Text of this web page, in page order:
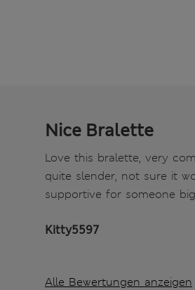
Nice Bralette
Love this bralette, very
quite slender, not sure it
supportive for someone
Kitty5597
Alle Bewertungen anzeigen